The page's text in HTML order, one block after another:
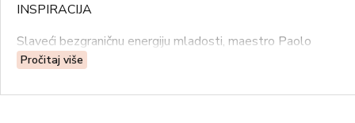
INSPIRACIJA
Slaveći bezgraničnu energiju mladosti, maestro Paolo
Vranjes obogatio je svoju originalnu paletu ambijentalnih
Pročitaj više